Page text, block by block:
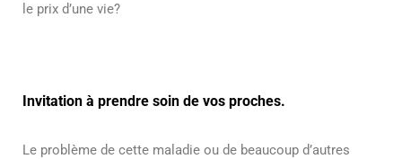
le prix d’une vie?
Invitation à prendre soin de vos proches.
Le problème de cette maladie ou de beaucoup d’autres